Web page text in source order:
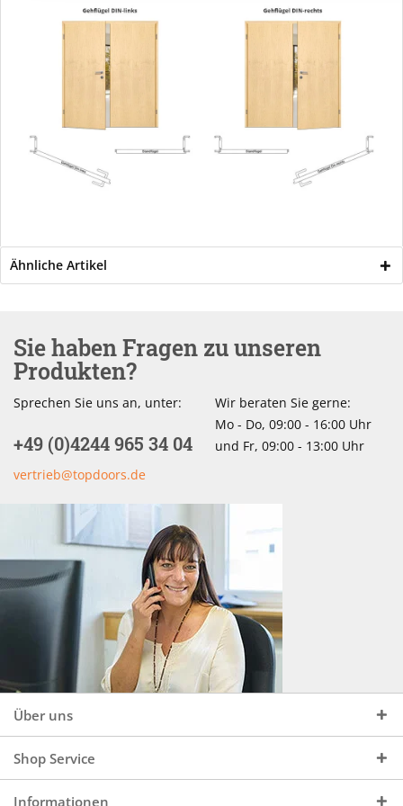
Ähnliche Artikel
Sie haben Fragen zu unseren
Produkten?
Sprechen Sie uns an, unter:
+49 (0)4244 965 34 04
vertrieb@topdoors.de
Wir beraten Sie gerne:
Mo - Do, 09:00 - 16:00 Uhr
und Fr, 09:00 - 13:00 Uhr
Über uns
Shop Service
Informationen